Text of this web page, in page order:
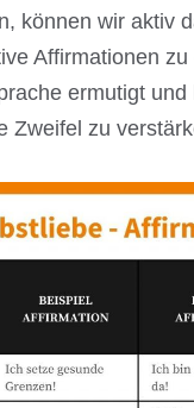
können wir aktiv
Affirmationen
ermutigt und
Zweifel zu